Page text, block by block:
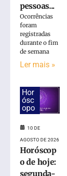
inclui
honorários
sucumbenciais
Simples
pessoas...
Ocorrências
foram
registradas
durante o fim
de semana
Ler mais »
Hor
ósc
opo
10 DE
AGOSTO DE 2026
Horóscop
o de hoje:
segunda-